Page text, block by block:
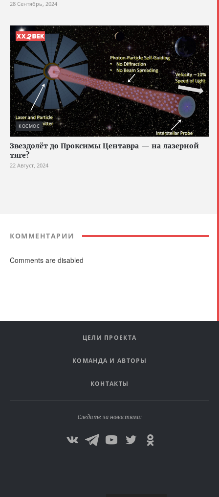
28 Сентябрь, 2024
КОСМОС
Звездолёт до Проксимы Центавра — на лазерной
тяге?
22 Август, 2024
КОММЕНТАРИИ
Comments are disabled
ЦЕЛИ ПРОЕКТА
КОМАНДА И АВТОРЫ
КОНТАКТЫ
Следите за новостями: